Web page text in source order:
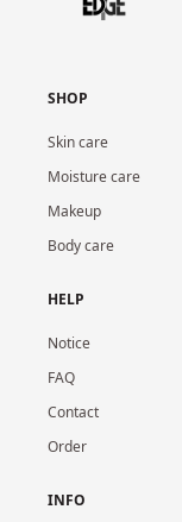
SHOP
Skin care
Moisture care
Makeup
Body care
HELP
Notice
FAQ
Contact
Order
INFO